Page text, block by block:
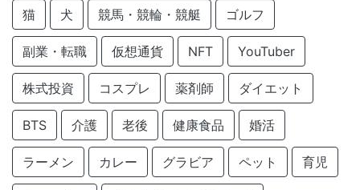
猫 犬 競馬・競輪・競艇 ゴルフ
副業・転職 仮想通貨 NFT YouTuber
株式投資 コスプレ 薬剤師 ダイエット
BTS 介護 老後 健康食品 婚活
ラーメン カレー グラビア ペット 育児